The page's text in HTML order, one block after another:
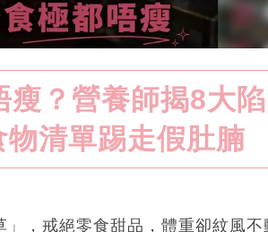
瘦？營養師揭8大
清單踢走假肚腩
，戒絕零食甜品，體重卻紋風不